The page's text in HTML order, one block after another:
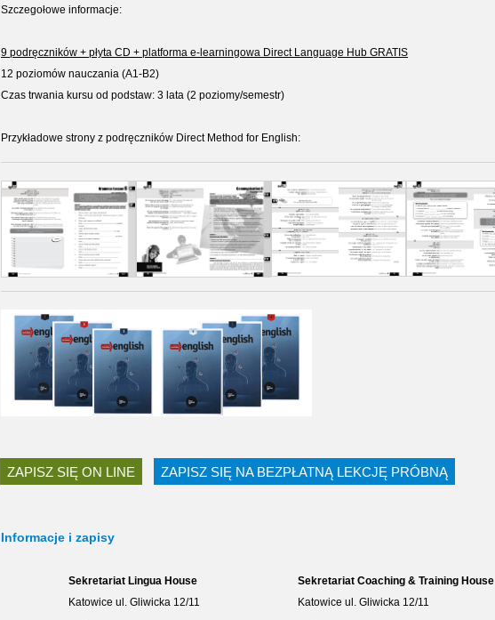
Szczegołowe informacje:
9 podręczników + płyta CD + platforma e-learningowa Direct Language Hub GRATIS
12 poziomów nauczania (A1-B2)
Czas trwania kursu od podstaw: 3 lata (2 poziomy/semestr)
Przykładowe strony z podręczników Direct Method for English:
ZAPISZ SIĘ ON LINE ZAPISZ SIĘ NA BEZPŁATNĄ LEKCJĘ PRÓBNĄ
Informacje i zapisy
Sekretariat Lingua House
Katowice ul. Gliwicka 12/11
Sekretariat Coaching & Training House
Katowice ul. Gliwicka 12/11